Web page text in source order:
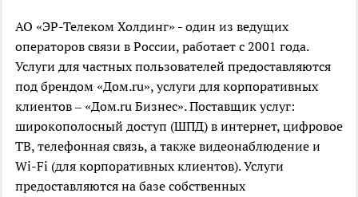
АО «ЭР-Телеком Холдинг» - один из ведущих
операторов связи в России, работает с 2001 года.
Услуги для частных пользователей предоставляются
под брендом «Дом.ru», услуги для корпоративных
клиентов – «Дом.ru Бизнес». Поставщик услуг:
широкополосный доступ (ШПД) в интернет, цифровое
ТВ, телефонная связь, а также видеонаблюдение и
Wi-Fi (для корпоративных клиентов). Услуги
предоставляются на базе собственных